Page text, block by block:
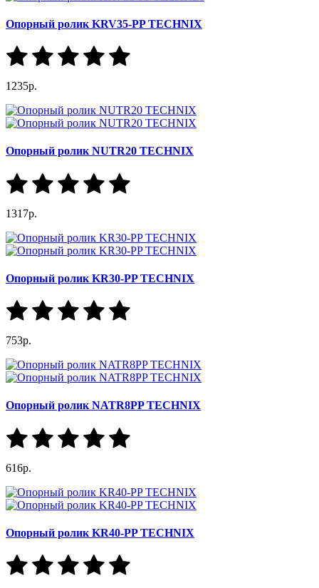
Опорный ролик KRV35-PP TECHNIX
1235р.
Опорный ролик NUTR20 TECHNIX
1317р.
Опорный ролик KR30-PP TECHNIX
753р.
Опорный ролик NATR8PP TECHNIX
616р.
Опорный ролик KR40-PP TECHNIX